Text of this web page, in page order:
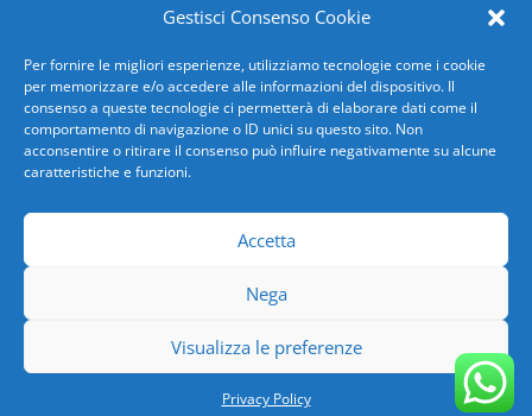
Gestisci Consenso Cookie
Per fornire le migliori esperienze, utilizziamo tecnologie come i cookie
per memorizzare e/o accedere alle informazioni del dispositivo. Il
consenso a queste tecnologie ci permetterà di elaborare dati come il
comportamento di navigazione o ID unici su questo sito. Non
acconsentire o ritirare il consenso può influire negativamente su alcune
caratteristiche e funzioni.
Accetta
Nega
Visualizza le preferenze
Privacy Policy
Subscribe to calendar
Copyright 2026 AVIS COMUNALE GENOVA | SN-GE-
ASO-118/94 | C.F.00735340101|Privacy Policy |
Powered bySPX Innova